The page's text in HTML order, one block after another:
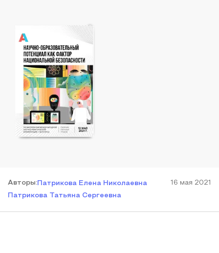
Авторы:Патрикова Елена Николаевна
Патрикова Татьяна Сергеевна
16 мая 2021